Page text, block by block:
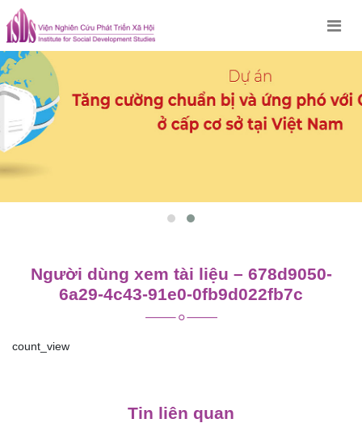
Skip
to
content
Người dùng xem tài liệu – 678d9050-
6a29-4c43-91e0-0fb9d022fb7c
count_view
Tin liên quan